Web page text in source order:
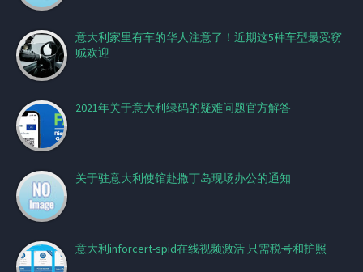
意大利家里有车的华人注意了！近期这5种车型最受窃
贼欢迎
2021年关于意大利绿码的疑难问题官方解答
关于驻意大利使馆赴撒丁岛现场办公的通知
意大利inforcert-spid在线视频激活 只需税号和护照